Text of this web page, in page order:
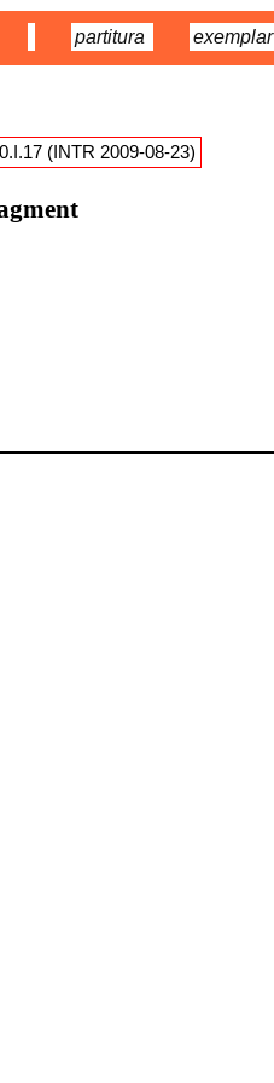
partitura exemplar
(INTR 2009-08-23)